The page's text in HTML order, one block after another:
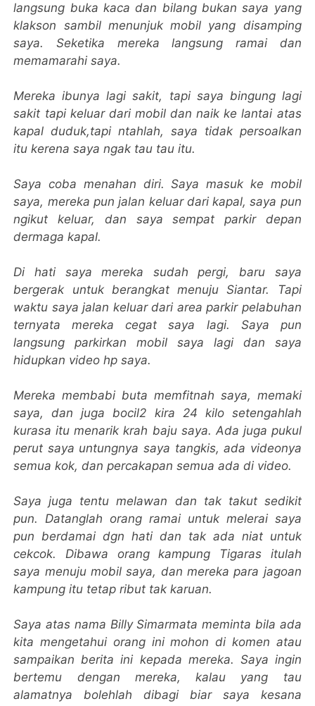
langsung buka kaca dan bilang bukan saya yang
klakson sambil menunjuk mobil yang disamping
saya. Seketika mereka langsung ramai dan
memamarahi saya.
Mereka ibunya lagi sakit, tapi saya bingung lagi
sakit tapi keluar dari mobil dan naik ke lantai atas
kapal duduk,tapi ntahlah, saya tidak persoalkan
itu kerena saya ngak tau tau itu.
Saya coba menahan diri. Saya masuk ke mobil
saya, mereka pun jalan keluar dari kapal, saya pun
ngikut keluar, dan saya sempat parkir depan
dermaga kapal.
Di hati saya mereka sudah pergi, baru saya
bergerak untuk berangkat menuju Siantar. Tapi
waktu saya jalan keluar dari area parkir pelabuhan
ternyata mereka cegat saya lagi. Saya pun
langsung parkirkan mobil saya lagi dan saya
hidupkan video hp saya.
Mereka membabi buta memfitnah saya, memaki
saya, dan juga bocil2 kira 24 kilo setengahlah
kurasa itu menarik krah baju saya. Ada juga pukul
perut saya untungnya saya tangkis, ada videonya
semua kok, dan percakapan semua ada di video.
Saya juga tentu melawan dan tak takut sedikit
pun. Datanglah orang ramai untuk melerai saya
pun berdamai dgn hati dan tak ada niat untuk
cekcok. Dibawa orang kampung Tigaras itulah
saya menuju mobil saya, dan mereka para jagoan
kampung itu tetap ribut tak karuan.
Saya atas nama Billy Simarmata meminta bila ada
kita mengetahui orang ini mohon di komen atau
sampaikan berita ini kepada mereka. Saya ingin
bertemu dengan mereka, kalau yang tau
alamatnya bolehlah dibagi biar saya kesana